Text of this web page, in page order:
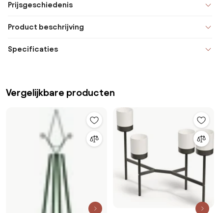
Prijsgeschiedenis
Product beschrijving
Specificaties
Vergelijkbare producten